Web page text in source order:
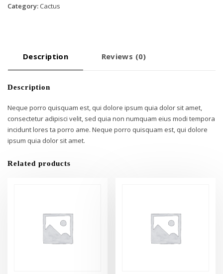
quantity
Category: Cactus
Description Reviews (0)
Description
Neque porro quisquam est, qui dolore ipsum quia dolor sit amet,
consectetur adipisci velit, sed quia non numquam eius modi tempora
incidunt lores ta porro ame. Neque porro quisquam est, qui dolore
ipsum quia dolor sit amet.
Related products